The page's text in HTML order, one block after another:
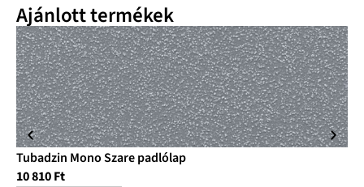
Ajánlott termékek
Tubadzin Mono Szare padlólap
10 810Ft